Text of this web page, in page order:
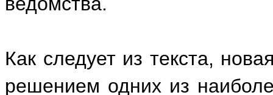
Как следует из текста,
решением одних из